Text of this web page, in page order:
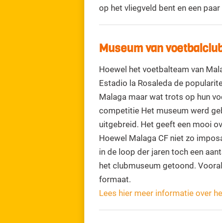
op het vliegveld bent en een
Museum van
Hoewel het voetbalteam van
Estadio la Rosaleda de
Malaga maar wat trots op hun
competitie Het museum werd
uitgebreid. Het geeft een mooi
Hoewel Malaga CF niet zo
in de loop der jaren toch een
het clubmuseum getoond.
formaat.
Lees hier meer informatie over